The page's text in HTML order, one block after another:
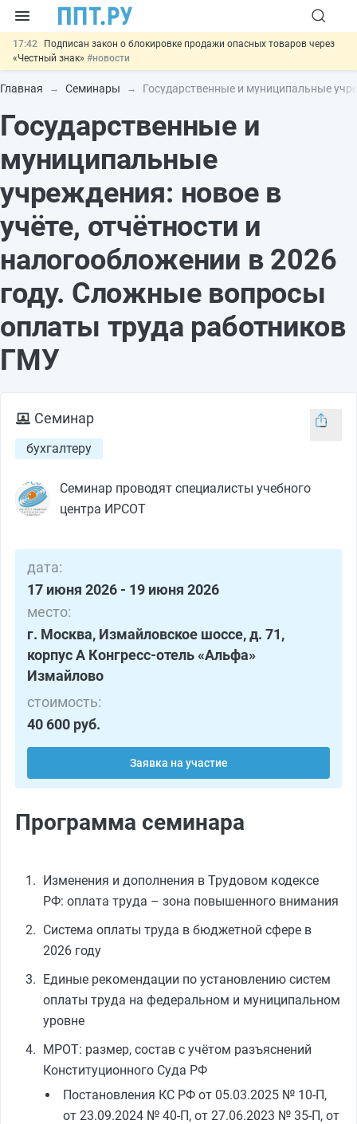
17:42
Подписан закон о блокировке продажи опасных товаров через
«Честный знак» #новости
17:17 Дистанционную работу беременных пропишут в ТК РФ#новости
отменить
15:25
Изменят правила контроля за подрядчиками ИЖС с эскроу-
счетами
#новости
11:31
Важно
Разработают единые критерии трудовых и ГПХ-
отношений
#новости
Главная Семинары Государственные и муниципальные
Государственные и
муниципальные
учреждения: новое в
учёте, отчётности и
налогообложении в 2026
году. Сложные вопросы
оплаты труда работников
ГМУ
Семинар
бухгалтеру
Семинар проводят специалисты учебного
центра ИРСОТ
дата:
17 июня 2026 - 19 июня 2026
место:
г. Москва, Измайловское шоссе, д. 71,
корпус А Конгресс-отель «Альфа»
Измайлово
стоимость:
40 600 руб.
Заявка на участие
Программа семинара
Изменения и дополнения в Трудовом кодексе
РФ: оплата труда – зона повышенного внимания
Система оплаты труда в бюджетной сфере в
2026 году
Единые рекомендации по установлению систем
оплаты труда на федеральном и муниципальном
уровне
МРОТ: размер, состав с учётом разъяснений
Конституционного Суда РФ
Постановления КС РФ от 05.03.2025 № 10‑П,
от 23.09.2024 № 40‑П, от 27.06.2023 № 35‑П, от